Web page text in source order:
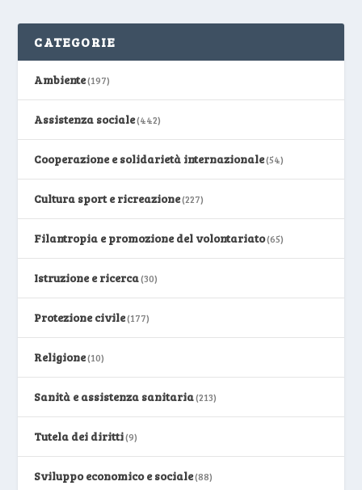
CATEGORIE
Ambiente(197)
Assistenza sociale(442)
Cooperazione e solidarietà internazionale(54)
Cultura sport e ricreazione(227)
Filantropia e promozione del volontariato(65)
Istruzione e ricerca(30)
Protezione civile(177)
Religione(10)
Sanità e assistenza sanitaria(213)
Tutela dei diritti(9)
Sviluppo economico e sociale(88)